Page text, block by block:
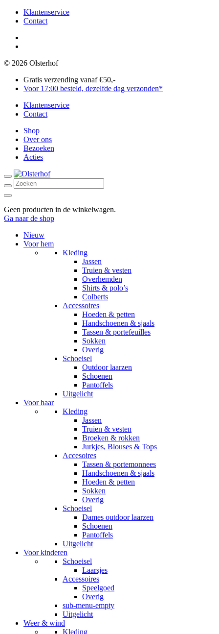
Klantenservice
Contact
Instagram
© 2026 Olsterhof
Gratis verzending vanaf €50,-
Voor 17:00 besteld, dezelfde dag verzonden*
Klantenservice
Contact
Shop
Over ons
Bezoeken
Acties
Search
for:
Zoeken
Winkelwagen
Geen producten in de winkelwagen.
Ga naar de shop
Nieuw
Voor hem
Kleding
Jassen
Truien & vesten
Overhemden
Shirts & polo’s
Colberts
Accessoires
Hoeden & petten
Handschoenen & sjaals
Tassen & portefeuilles
Sokken
Overig
Schoeisel
Outdoor laarzen
Schoenen
Pantoffels
Uitgelicht
Voor haar
Kleding
Jassen
Truien & vesten
Broeken & rokken
Jurkjes, Blouses & Tops
Accesoires
Tassen & portemonnees
Handschoenen & sjaals
Hoeden & petten
Sokken
Overig
Schoeisel
Dames outdoor laarzen
Schoenen
Pantoffels
Uitgelicht
Voor kinderen
Schoeisel
Laarsjes
Accessoires
Speelgoed
Overig
sub-menu-empty
Uitgelicht
Weer & wind
Kleding